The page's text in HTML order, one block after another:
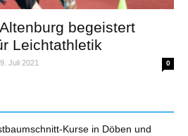
begeistert
Leichtathletik
9. Juli 2021 0
Kurse in Döben und